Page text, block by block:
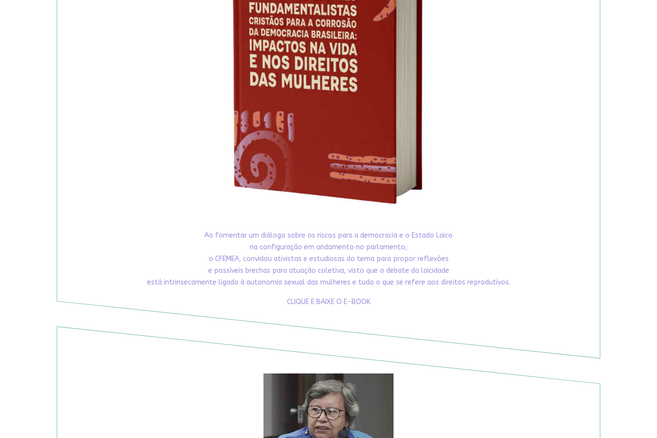
Ao fomentar um diálogo sobre os riscos para a democracia e o Estado Laico
na configuração em andamento no parlamento,
o CFEMEA, convidou ativistas e estudiosas do tema para propor reflexões
e possíveis brechas para atuação coletiva, visto que o debate da laicidade
está intrinsecamente ligado à autonomia sexual das mulheres e tudo o que se refere aos direitos reprodutivos.
CLIQUE E BAIXE O E-BOOK